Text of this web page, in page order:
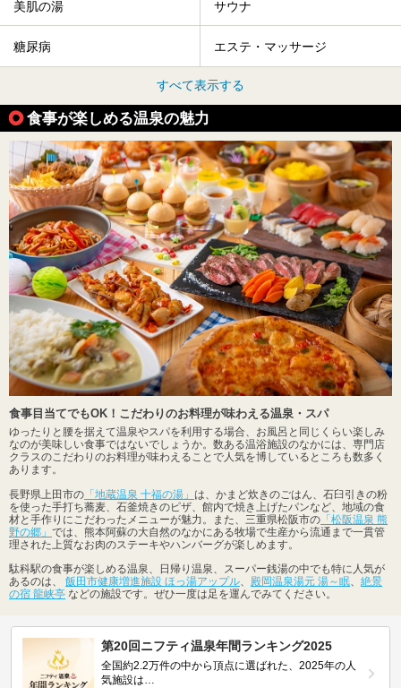
美肌の湯 サウナ
糖尿病 エステ・マッサージ
すべて表示する
食事が楽しめる温泉の魅力
食事目当てでもOK！こだわりのお料理が味わえる温泉・スパ
ゆったりと腰を据えて温泉やスパを利用する場合、お風呂と同じくらい楽しみ
なのが美味しい食事ではないでしょうか。数ある温浴施設のなかには、専門店
クラスのこだわりのお料理が味わえることで人気を博しているところも数多く
あります。
長野県上田市の 「地蔵温泉 十福の湯」 は、かまど炊きのごはん、石臼引きの粉
を使った手打ち蕎麦、石釜焼きのピザ、館内で焼き上げたパンなど、地域の食
材と手作りにこだわったメニューが魅力。また、三重県松阪市の 「松阪温泉 熊
野の郷」 では、熊本阿蘇の大自然のなかにある牧場で生産から流通まで一貫管
理された上質なお肉のステーキやハンバーグが楽しめます。
駄科駅の食事が楽しめる温泉、日帰り温泉、スーパー銭湯の中でも特に人気が
あるのは、 飯田市健康増進施設 ほっ湯アップル 殿岡温泉湯元 湯～眠
絶景
の宿 龍峡亭 などの施設です。ぜひ一度は足を運んでみてください。
第20回ニフティ温泉年間ランキング2025
全国約2.2万件の中から頂点に選ばれた、2025年の人
気施設は…